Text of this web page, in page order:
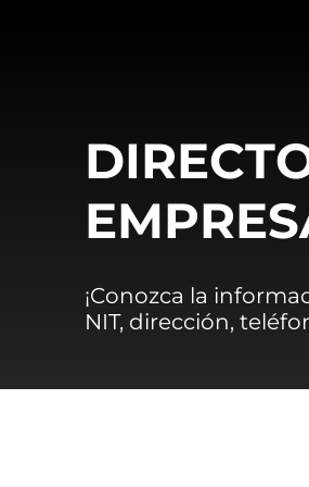
¡Conozca la
NIT, dirección,